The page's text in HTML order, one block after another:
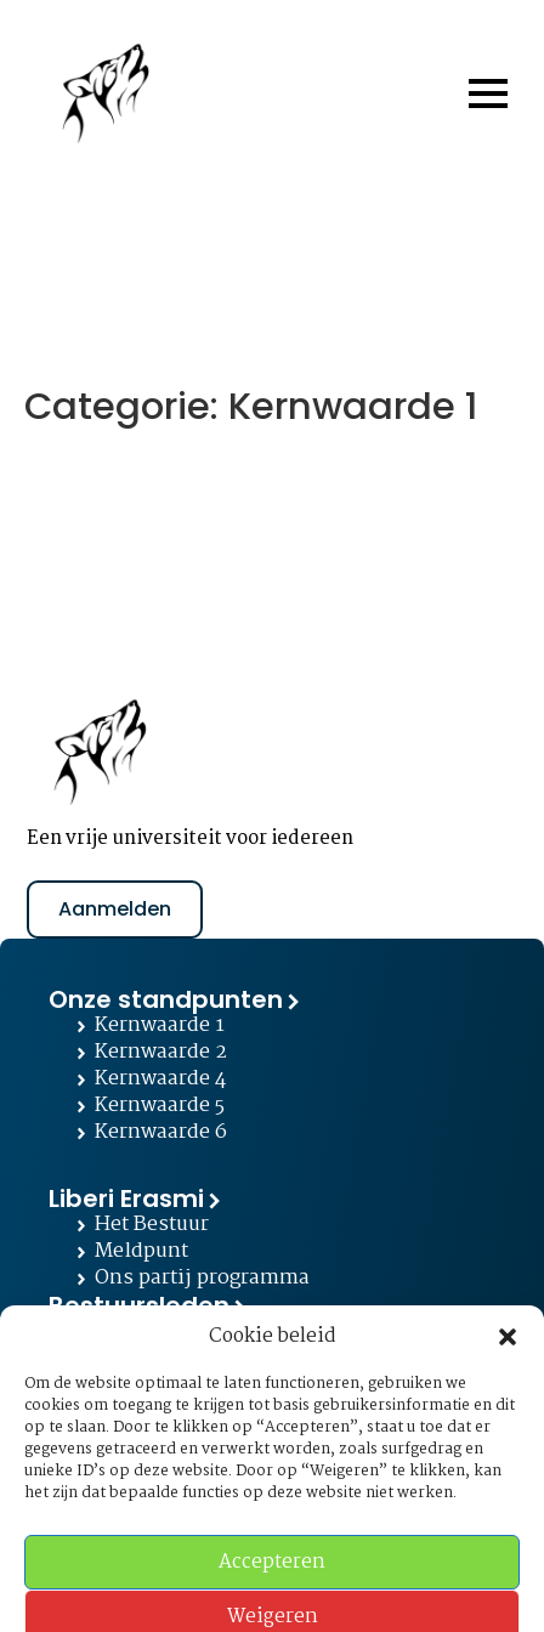
Cookie beleid
Om de website optimaal te laten functioneren, gebruiken we
cookies om toegang te krijgen tot basis gebruikersinformatie en dit
op te slaan. Door te klikken op “Accepteren”, staat u toe dat er
gegevens getraceerd en verwerkt worden, zoals surfgedrag en
unieke ID’s op deze website. Door op “Weigeren” te klikken, kan
het zijn dat bepaalde functies op deze website niet werken.
Accepteren
Weigeren
Categorie: Kernwaarde 1
Een vrije universiteit voor iedereen
Aanmelden
Onze standpunten
Kernwaarde 1
Kernwaarde 2
Kernwaarde 4
Kernwaarde 5
Kernwaarde 6
Liberi Erasmi
Het Bestuur
Meldpunt
Ons partij programma
Bestuursleden
Contact opnemen
info@liberierasmi.nl
Burgemeester
Oudlaan 50, 3062 PA Rotterdam